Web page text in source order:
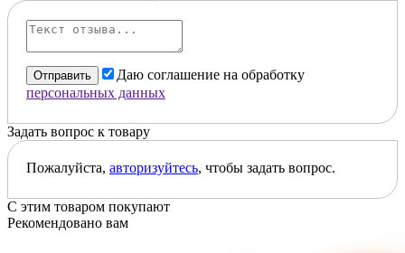
Отправить
Даю соглашение на обработку
персональных данных
Задать вопрос к товару
Пожалуйста, авторизуйтесь, чтобы задать вопрос.
С этим товаром покупают
Рекомендовано вам